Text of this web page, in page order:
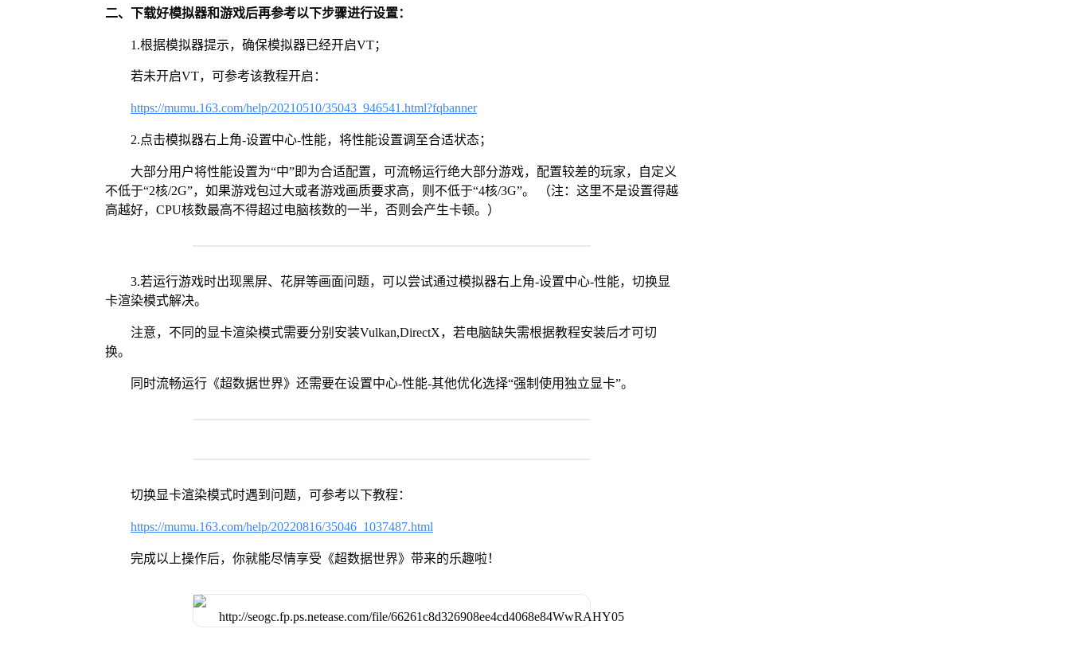
二、下载好模拟器和游戏后再参考以下步骤进行设置：
1.根据模拟器提示，确保模拟器已经开启VT；
若未开启VT，可参考该教程开启：
https://mumu.163.com/help/20210510/35043_946541.html?fqbanner
2.点击模拟器右上角-设置中心-性能，将性能设置调至合适状态；
大部分用户将性能设置为“中”即为合适配置，可流畅运行绝大部分游戏，配置较差的玩家，自定义
不低于“2核/2G”，如果游戏包过大或者游戏画质要求高，则不低于“4核/3G”。 （注：这里不是设置得越
高越好，CPU核数最高不得超过电脑核数的一半，否则会产生卡顿。）
3.若运行游戏时出现黑屏、花屏等画面问题，可以尝试通过模拟器右上角-设置中心-性能，切换显
卡渲染模式解决。
注意，不同的显卡渲染模式需要分别安装Vulkan,DirectX，若电脑缺失需根据教程安装后才可切
换。
同时流畅运行《超数据世界》还需要在设置中心-性能-其他优化选择“强制使用独立显卡”。
切换显卡渲染模式时遇到问题，可参考以下教程：
https://mumu.163.com/help/20220816/35046_1037487.html
完成以上操作后，你就能尽情享受《超数据世界》带来的乐趣啦！